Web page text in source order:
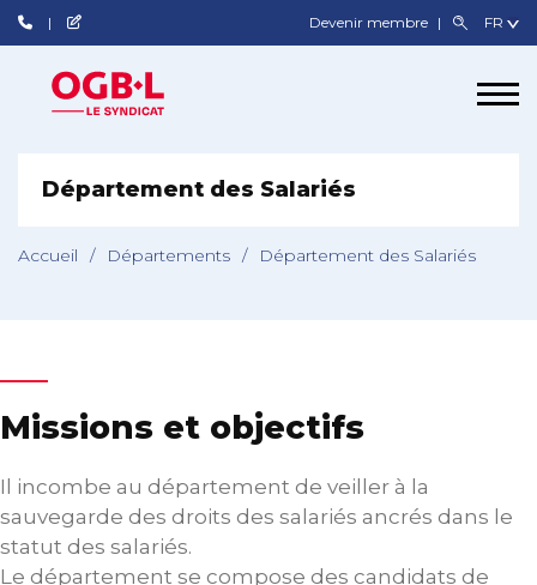
Devenir membre
Département des Salariés
Accueil / Départements / Département des Salariés
Missions et objectifs
Il incombe au département de veiller à la
sauvegarde des droits des salariés ancrés dans le
statut des salariés.
Le département se compose des candidats de